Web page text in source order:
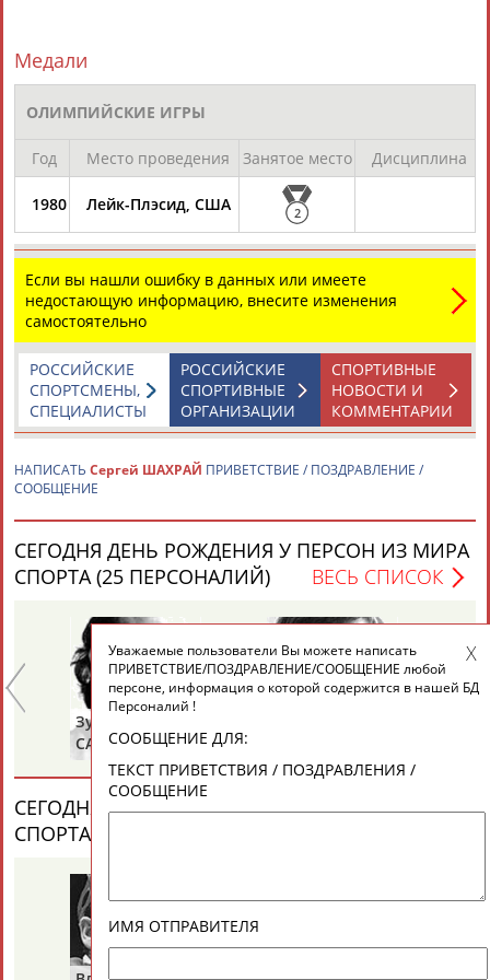
Каримжан
АБДРАХМАНОВ
Аделя
АБДРАХМАНОВА
Андрей
АБДУВАЛИЕВ
Герман
АБДУЛАЕВ
Рамазан
АБДУЛАЕВ
Тагир
АБДУЛАЕВ
Камиль
АБДУЛАЗИЗОВ
Загалав
АБДУЛБЕКОВ
Камалудин
АБДУЛДАУДОВ
Абдула
АБДУЛЖАЛИЛОВ
Магомед
АБДУЛКАГИРОВ
Назир
АБДУЛЛАЕВ
24 персон из 13181
ТАБЛО АКТИВНОСТИ
ЦЕЛИ ПРОЕКТА КОНТАКТЫ
Стадион, 1998-2026
Адресов в новостной рассылке: 996
Подпишись
Медали
ОЛИМПИЙСКИЕ ИГРЫ
Год Место проведения Занятое место Дисциплина
1980 Лейк-Плэсид, США 2
Если вы нашли ошибку в данных или имеете
недостающую информацию, внесите изменения
самостоятельно
СПОРТИВНЫЕ
НОВОСТИ И
КОММЕНТАРИИ
РОССИЙСКИЕ
СПОРТИВНЫЕ
ОРГАНИЗАЦИИ
РОССИЙСКИЕ
СПОРТСМЕНЫ,
СПЕЦИАЛИСТЫ
НАПИСАТЬ Сергей ШАХРАЙ ПРИВЕТСТВИЕ / ПОЗДРАВЛЕНИЕ /
СООБЩЕНИЕ
СЕГОДНЯ ДЕНЬ РОЖДЕНИЯ У ПЕРСОН ИЗ МИРА
СПОРТА (25 ПЕРСОНАЛИЙ)
ВЕСЬ СПИСОК
Зураб
САКАНДЕЛИДЗЕ
СЕГОДНЯ ДЕНЬ ПАМЯТИ У ПЕРСОН ИЗ МИРА
СПОРТА (2 ПЕРСОНАЛИЙ)
Уважаемые пользователи Вы можете написать
ПРИВЕТСТВИЕ/ПОЗДРАВЛЕНИЕ/СООБЩЕНИЕ любой
персоне, информация о которой содержится в нашей БД
Персоналий !
СООБЩЕНИЕ ДЛЯ:
ТЕКСТ ПРИВЕТСТВИЯ / ПОЗДРАВЛЕНИЯ /
СООБЩЕНИЕ
ИМЯ ОТПРАВИТЕЛЯ